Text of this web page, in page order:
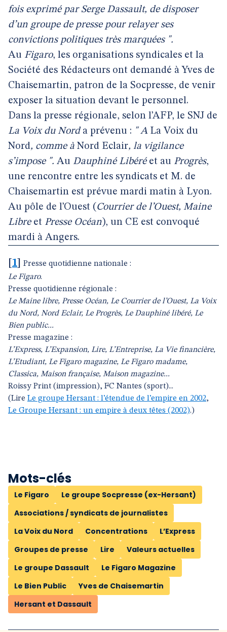
fois exprimé par Serge Dassault, de disposer
d’un groupe de presse pour relayer ses
convictions politiques très marquées ".
Au Figaro, les organisations syndicales et la
Société des Rédacteurs ont demandé à Yves de
Chaisemartin, patron de la Socpresse, de venir
exposer la situation devant le personnel.
Dans la presse régionale, selon l’AFP, le SNJ de
La Voix du Norda prévenu : " A La Voix du
Nord, comme à Nord Eclair, la vigilance
s’impose ". Au Dauphiné Libéréet au Progrès,
une rencontre entre les syndicats et M. de
Chaisemartin est prévue mardi matin à Lyon.
Au pôle de l’Ouest ( Courrier de l’Ouest, Maine
Libreet Presse Océan), un CE est convoqué
mardi à Angers.
1
Presse quotidienne nationale :
Le Figaro.
Presse quotidienne régionale :
Le Maine libre, Presse Océan, Le Courrier de l’Ouest, La Voix
du Nord, Nord Eclair, Le Progrès, Le Dauphiné libéré, Le
Bien public...
Presse magazine :
L’Express, L’Expansion, Lire, L’Entreprise, La Vie financière,
L’Etudiant, Le Figaro magazine, Le Figaro madame,
Classica, Maison française, Maison magazine...
Roissy Print (impression), FC Nantes (sport)...
(Lire Le groupe Hersant : l’étendue de l’empire en 2002,
Le Groupe Hersant : un empire à deux têtes (2002).)
Mots-clés
Le Figaro
Le groupe Socpresse (ex-Hersant)
Associations / syndicats de journalistes
La Voix du Nord
Concentrations
L’Express
Groupes de presse
Lire
Valeurs actuelles
Le groupe Dassault
Le Figaro Magazine
Le Bien Public
Yves de Chaisemartin
Hersant et Dassault